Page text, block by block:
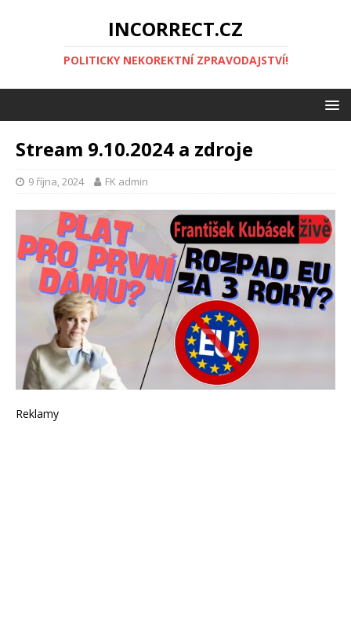
INCORRECT.CZ
POLITICKY NEKOREKTNÍ ZPRAVODAJSTVÍ!
Stream 9.10.2024 a zdroje
9 října, 2024 FK admin
Reklamy